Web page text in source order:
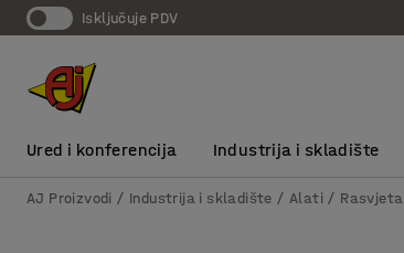
Isključuje PDV
Ured i konferencija Industrija i skladište
AJ Proizvodi Industrija i skladište Alati Rasvjeta